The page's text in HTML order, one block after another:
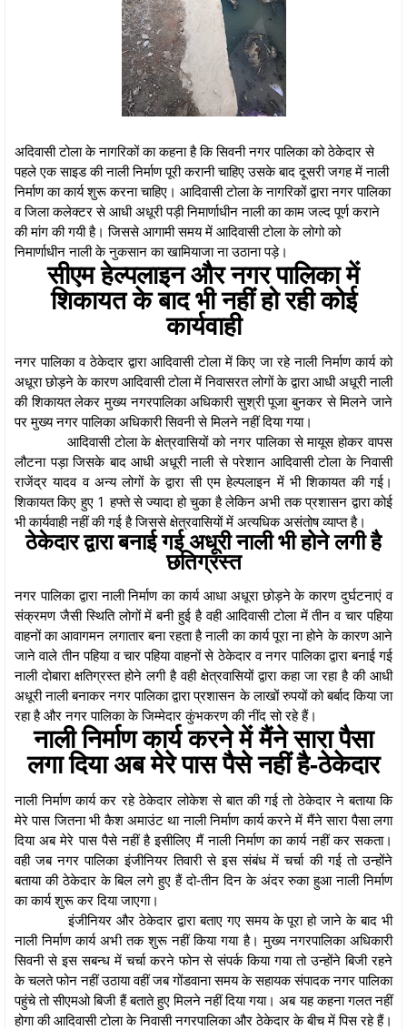
अदिवासी टोला के नागरिकों का कहना है कि सिवनी नगर पालिका को ठेकेदार से
पहले एक साइड की नाली निर्माण पूरी करानी चाहिए उसके बाद दूसरी जगह में नाली
निर्माण का कार्य शुरू करना चाहिए। आदिवासी टोला के नागरिकों द्वारा नगर पालिका
व जिला कलेक्टर से आधी अधूरी पड़ी निमार्णाधीन नाली का काम जल्द पूर्ण कराने
की मांग की गयी है। जिससे आगामी समय में आदिवासी टोला के लोगो को
निमार्णाधीन नाली के नुकसान का खामियाजा ना उठाना पड़े।
सीएम हेल्पलाइन और नगर पालिका में
शिकायत के बाद भी नहीं हो रही कोई
कार्यवाही
नगर पालिका व ठेकेदार द्वारा आदिवासी टोला में किए जा रहे नाली निर्माण कार्य को
अधूरा छोड़ने के कारण आदिवासी टोला में निवासरत लोगों के द्वारा आधी अधूरी नाली
की शिकायत लेकर मुख्य नगरपालिका अधिकारी सुश्री पूजा बुनकर से मिलने जाने
पर मुख्य नगर पालिका अधिकारी सिवनी से मिलने नहीं दिया गया।
आदिवासी टोला के क्षेत्रवासियों को नगर पालिका से मायूस होकर वापस
लौटना पड़ा जिसके बाद आधी अधूरी नाली से परेशान आदिवासी टोला के निवासी
राजेंद्र यादव व अन्य लोगों के द्वारा सी एम हेल्पलाइन में भी शिकायत की गई।
शिकायत किए हुए 1 हफ्ते से ज्यादा हो चुका है लेकिन अभी तक प्रशासन द्वारा कोई
भी कार्यवाही नहीं की गई है जिससे क्षेत्रवासियों में अत्यधिक असंतोष व्याप्त है।
ठेकेदार द्वारा बनाई गई अधूरी नाली भी होने लगी है
छतिग्रस्त
नगर पालिका द्वारा नाली निर्माण का कार्य आधा अधूरा छोड़ने के कारण दुर्घटनाएं व
संक्रमण जैसी स्थिति लोगों में बनी हुई है वही आदिवासी टोला में तीन व चार पहिया
वाहनों का आवागमन लगातार बना रहता है नाली का कार्य पूरा ना होने के कारण आने
जाने वाले तीन पहिया व चार पहिया वाहनों से ठेकेदार व नगर पालिका द्वारा बनाई गई
नाली दोबारा क्षतिग्रस्त होने लगी है वही क्षेत्रवासियों द्वारा कहा जा रहा है की आधी
अधूरी नाली बनाकर नगर पालिका द्वारा प्रशासन के लाखों रुपयों को बर्बाद किया जा
रहा है और नगर पालिका के जिम्मेदार कुंभकरण की नींद सो रहे हैं।
नाली निर्माण कार्य करने में मैंने सारा पैसा
लगा दिया अब मेरे पास पैसे नहीं है-ठेकेदार
नाली निर्माण कार्य कर रहे ठेकेदार लोकेश से बात की गई तो ठेकेदार ने बताया कि
मेरे पास जितना भी कैश अमाउंट था नाली निर्माण कार्य करने में मैंने सारा पैसा लगा
दिया अब मेरे पास पैसे नहीं है इसीलिए मैं नाली निर्माण का कार्य नहीं कर सकता।
वही जब नगर पालिका इंजीनियर तिवारी से इस संबंध में चर्चा की गई तो उन्होंने
बताया की ठेकेदार के बिल लगे हुए हैं दो-तीन दिन के अंदर रुका हुआ नाली निर्माण
का कार्य शुरू कर दिया जाएगा।
इंजीनियर और ठेकेदार द्वारा बताए गए समय के पूरा हो जाने के बाद भी
नाली निर्माण कार्य अभी तक शुरू नहीं किया गया है। मुख्य नगरपालिका अधिकारी
सिवनी से इस सबन्ध में चर्चा करने फोन से संपर्क किया गया तो उन्होंने बिजी रहने
के चलते फोन नहीं उठाया वहीं जब गोंडवाना समय के सहायक संपादक नगर पालिका
पहुंचे तो सीएमओ बिजी हैं बताते हुए मिलने नहीं दिया गया। अब यह कहना गलत नहीं
होगा की आदिवासी टोला के निवासी नगरपालिका और ठेकेदार के बीच में पिस रहे हैं।